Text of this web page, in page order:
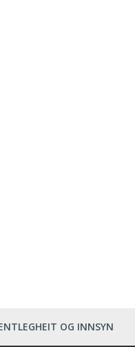
OG INNSYN